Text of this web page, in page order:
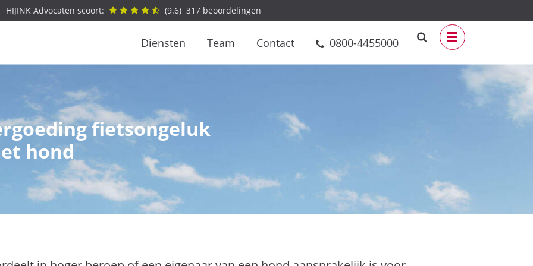
HIJINK Advocaten scoort: (9.6) 317beoordelingen
Diensten Team Contact 0800-4455000
fietsongeluk
hond